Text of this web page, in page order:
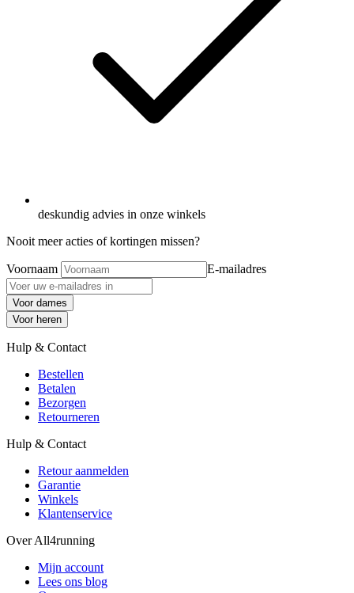
deskundig advies in onze winkels
Nooit meer acties of kortingen missen?
Voornaam E-mailadres
Voor dames
Voor heren
Hulp & Contact
Bestellen
Betalen
Bezorgen
Retourneren
Hulp & Contact
Retour aanmelden
Garantie
Winkels
Klantenservice
Over All4running
Mijn account
Lees ons blog